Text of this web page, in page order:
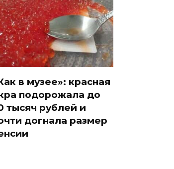
в музее»: красная
подорожала до
тысяч рублей и
догнала размер